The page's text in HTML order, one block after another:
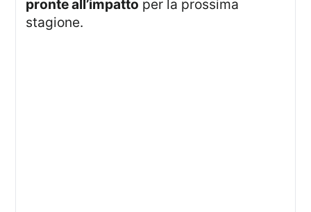
pronte all’impatto per la prossima
stagione.